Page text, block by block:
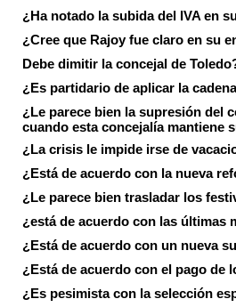
¿Ha notado la subida del IVA en
¿Cree que Rajoy fue claro en su
Debe dimitir la concejal de
¿Es partidario de aplicar la
¿Le parece bien la supresión del
cuando esta concejalía mantiene
¿La crisis le impide irse de
¿Está de acuerdo con la nueva
¿Le parece bien trasladar los
¿está de acuerdo con las últimas
¿Está de acuerdo con un nueva
¿Está de acuerdo con el pago de
¿Es pesimista con la selección